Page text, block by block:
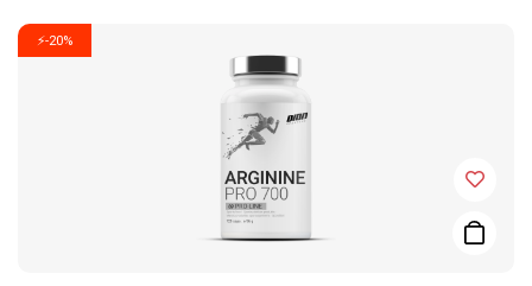
⚡-20%